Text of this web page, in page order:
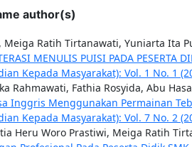
author(s)
Meiga Ratih Tirtanawati, Yuniarta Ita
MENULIS PUISI PADA PESERTA
Kepada Masyarakat): Vol. 1 No. 1
Rahmawati, Fathia Rosyida, Abu
Inggris Menggunakan Permainan
Kepada Masyarakat): Vol. 7 No. 2
Heru Woro Prastiwi, Meiga Ratih